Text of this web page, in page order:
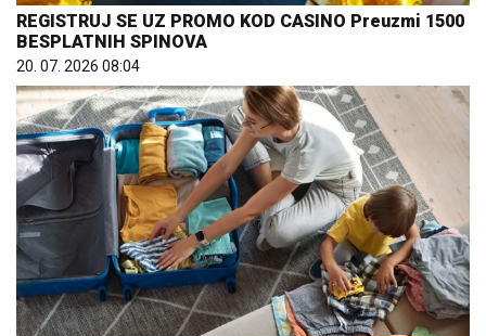
REGISTRUJ SE UZ PROMO KOD CASINO Preuzmi 1500
BESPLATNIH SPINOVA
20. 07. 2026 08:04